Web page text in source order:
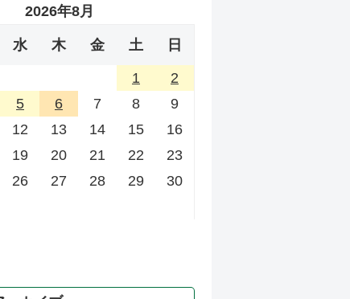
2026年8月
水 木 金 土 日
1
2
5 6 7 8
9
12 13 14 15
16
19 20 21 22
23
26 27 28 29
30